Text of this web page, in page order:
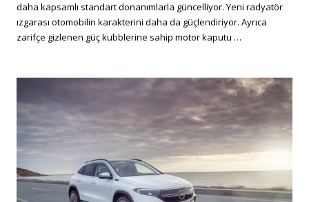
daha kapsamlı standart donanımlarla güncelliyor. Yeni radyatör
ızgarası otomobilin karakterini daha da güçlendiriyor. Ayrıca
zarifçe gizlenen güç kubblerine sahip motor kaputu …